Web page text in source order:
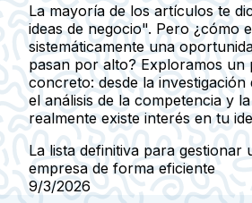
La mayoría de los artículos te
ideas de negocio". Pero ¿cómo
sistemáticamente una
pasan por alto? Exploramos un
concreto: desde la investigación
el análisis de la competencia y
realmente existe interés en tu
La lista definitiva para gestionar
empresa de forma eficiente
9/3/2026